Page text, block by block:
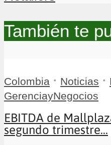
También te
Colombia • Noticias •
GerenciayNegocios
EBITDA de
segundo trimestre...